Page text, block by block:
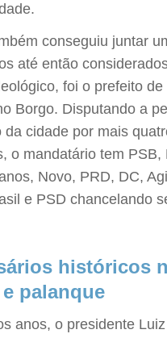
conseguiu juntar
até então
foi o prefeito de
Borgo. Disputando a
da cidade por mais
o mandatário tem PSB,
Novo, PRD, DC,
e PSD chancelando
históricos
palanque
anos, o presidente